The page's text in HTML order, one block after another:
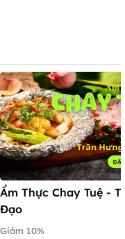
Ẩm Thực Chay Tuệ -
Đạo
Giảm 10%